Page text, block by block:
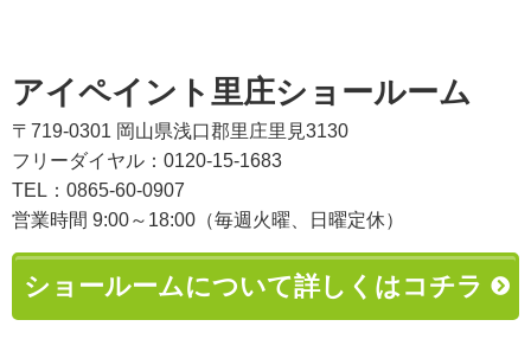
アイペイント里庄ショールーム
〒719-0301 岡山県浅口郡里庄里見3130
フリーダイヤル：0120-15-1683
TEL：0865-60-0907
営業時間 9:00～18:00（毎週火曜、日曜定休）
ショールームについて詳しくはコチラ